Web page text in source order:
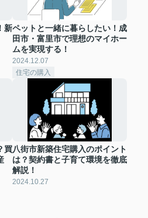
新ペットと一緒に暮らしたい！成
田市・富里市で理想のマイホー
ムを実現する！
2024.12.07
住宅の購入
買八街市新築住宅購入のポイント
は？契約書と子育て環境を徹底
解説！
2024.10.27